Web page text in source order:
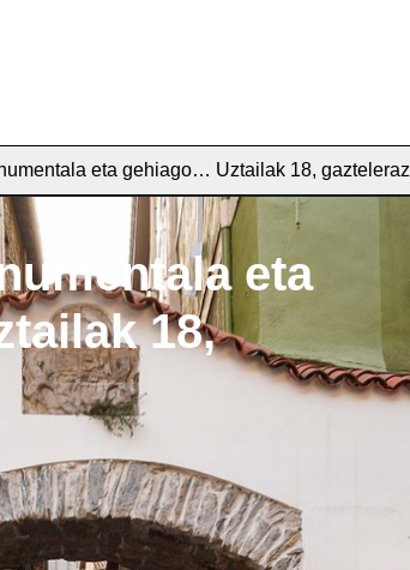
eta gehiago… Uztailak 18, gazteleraz
eta
18,